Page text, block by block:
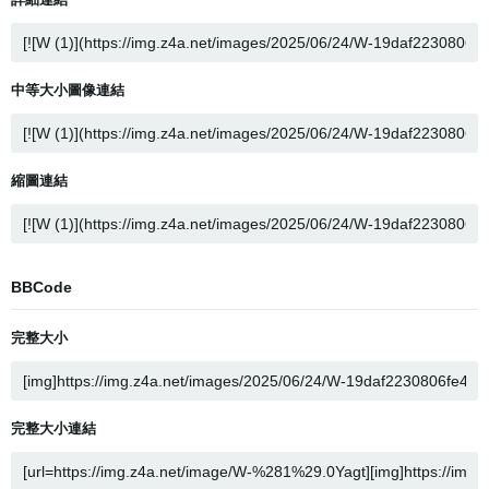
中等大小圖像連結
縮圖連結
BBCode
完整大小
完整大小連結